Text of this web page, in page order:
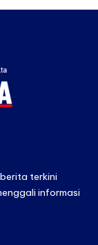
terkini
informasi